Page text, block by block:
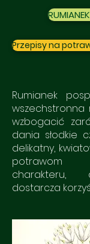
Przepisy na
Rumianek
wszechstronna
wzbogacić
dania słodkie
delikatny,
potrawom
charakteru,
dostarcza